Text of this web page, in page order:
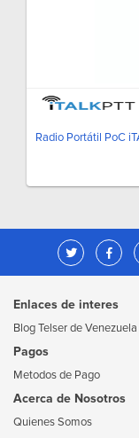
Radio Portátil PoC
Enlaces de interes
Blog Telser de
Pagos
Metodos de Pago
Acerca de Nosotros
Quienes Somos